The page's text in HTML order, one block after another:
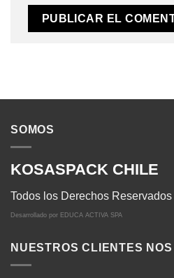
SOMOS
KOSASPACK CHILE
Todos los Derechos
Desarrollado por EDUCA ACTIVA SPA
NUESTROS CLIENTES